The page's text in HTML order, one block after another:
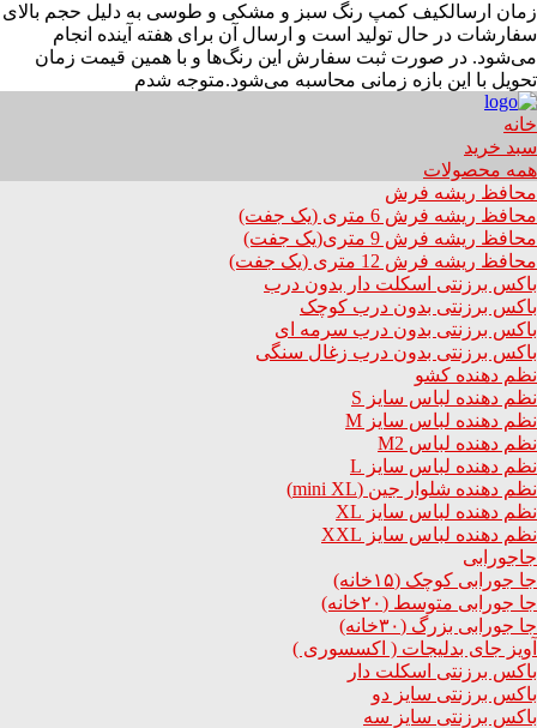
زمان ارسالکیف کمپ رنگ سبز و مشکی و طوسی به دلیل حجم بالای
سفارشات در حال تولید است و ارسال آن برای هفته آینده انجام
می‌شود. در صورت ثبت سفارش این رنگ‌ها و با همین قیمت زمان
تحویل با این بازه زمانی محاسبه می‌شود.متوجه شدم
خانه
سبد خرید
همه محصولات
محافظ ریشه فرش
محافظ ریشه فرش 6 متری (یک جفت)
محافظ ریشه فرش 9 متری(یک جفت)
محافظ ریشه فرش 12 متری (یک جفت)
باکس برزنتی اسکلت دار بدون درب
باکس برزنتی بدون درب کوچک
باکس برزنتی بدون درب سرمه ای
باکس برزنتی بدون درب زغال سنگی
نظم دهنده کشو
نظم دهنده لباس سایز S
نظم دهنده لباس سایز M
نظم دهنده لباس M2
نظم دهنده لباس سایز L
نظم دهنده شلوار جین (mini XL)
نظم دهنده لباس سایز XL
نظم دهنده لباس سایز XXL
جاجورابی
جا جورابی کوچک (۱۵خانه)
جا جورابی متوسط (۲۰خانه)
جا جورابی بزرگ (۳۰خانه)
آویز جای بدلیجات ( اکسسوری )
باکس برزنتی اسکلت دار
باکس برزنتی سایز دو
باکس برزنتی سایز سه